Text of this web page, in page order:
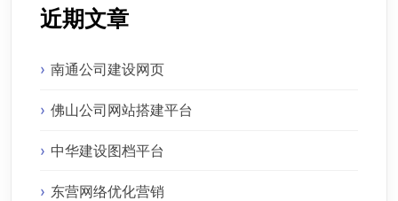
近期文章
南通公司建设网页
佛山公司网站搭建平台
中华建设图档平台
东营网络优化营销